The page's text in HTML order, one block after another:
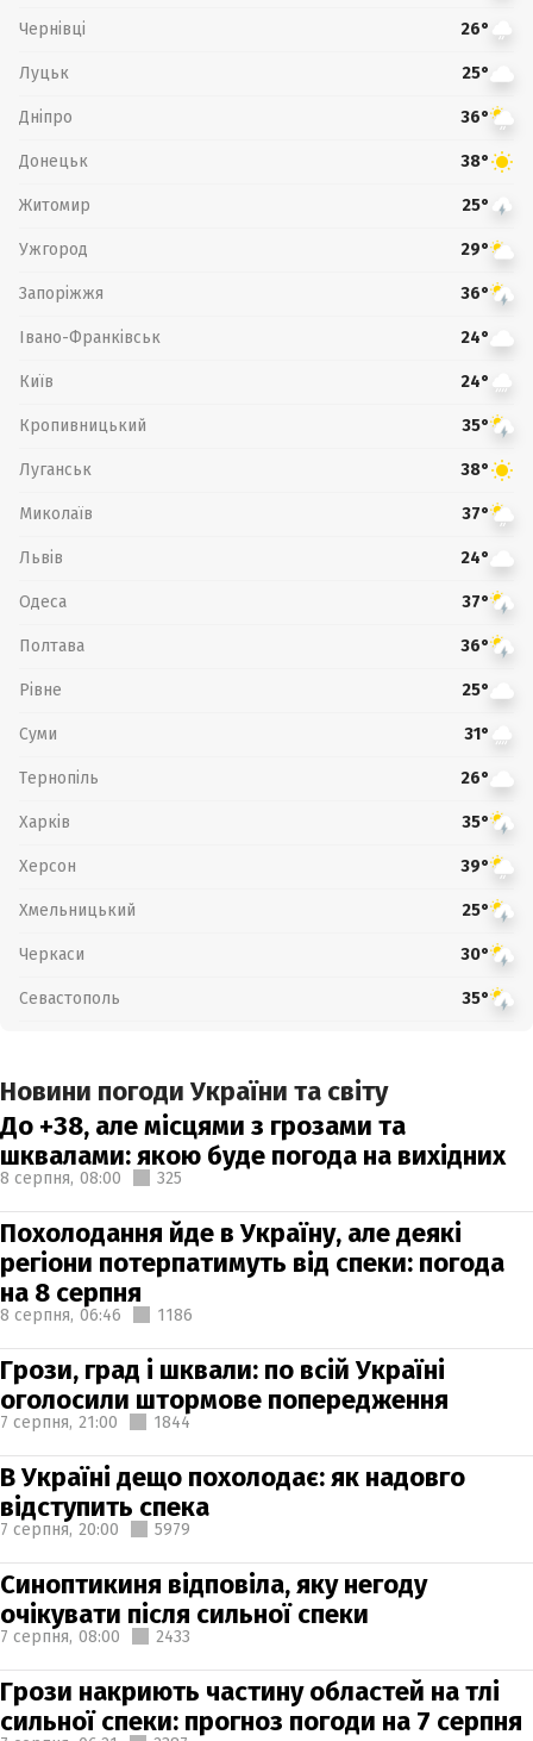
Чернівці 26°
Луцьк 25°
Дніпро 36°
Донецьк 38°
Житомир 25°
Ужгород 29°
Запоріжжя 36°
Івано-Франківськ 24°
Київ 24°
Кропивницький 35°
Луганськ 38°
Миколаїв 37°
Львів 24°
Одеса 37°
Полтава 36°
Рівне 25°
Суми 31°
Тернопіль 26°
Харків 35°
Херсон 39°
Хмельницький 25°
Черкаси 30°
Севастополь 35°
Новини погоди України та світу
До +38, але місцями з грозами та
шквалами: якою буде погода на вихідних
8 серпня, 08:00 325
Похолодання йде в Україну, але деякі
регіони потерпатимуть від спеки: погода
на 8 серпня
8 серпня, 06:46 1186
Грози, град і шквали: по всій Україні
оголосили штормове попередження
7 серпня, 21:00 1844
В Україні дещо похолодає: як надовго
відступить спека
7 серпня, 20:00 5979
Синоптикиня відповіла, яку негоду
очікувати після сильної спеки
7 серпня, 08:00 2433
Грози накриють частину областей на тлі
сильної спеки: прогноз погоди на 7 серпня